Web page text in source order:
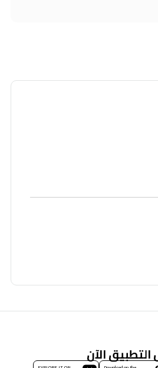
الآن